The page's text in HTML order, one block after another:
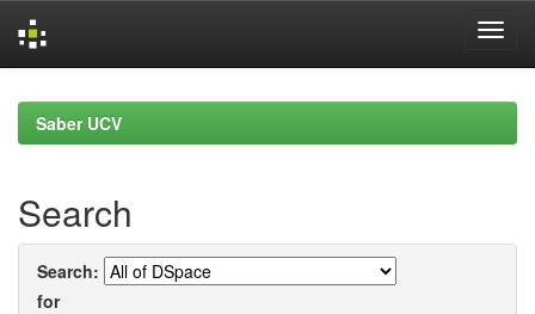
navigationSaber UCV
Search
Search:
for